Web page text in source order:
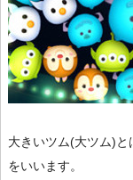
大きいツム(大ツム)と
をいいます。